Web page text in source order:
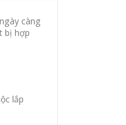
càng
bị hợp
lắp